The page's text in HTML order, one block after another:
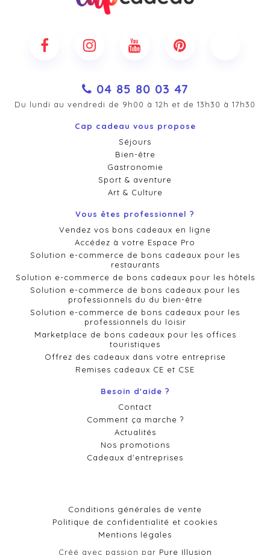
04 85 80 03 47
Du lundi au vendredi de 9h00 à 12h et de 13h30 à 17h30
Cap cadeau vous propose
Séjours
Bien-être
Gastronomie
Sport & aventure
Art & Culture
Vous êtes professionnel ?
Vendez vos bons cadeaux en ligne
Accédez à votre Espace Pro
Solution e-commerce de bons cadeaux pour les
restaurants
Solution e-commerce de bons cadeaux pour les hôtels
Solution e-commerce de bons cadeaux pour les
professionnels du du bien-être
Solution e-commerce de bons cadeaux pour les
professionnels du loisir
Marketplace de bons cadeaux pour les offices
touristiques
Offrez des cadeaux dans votre entreprise
Remises cadeaux CE et CSE
Besoin d'aide ?
Contact
Comment ça marche ?
Actualités
Nos promotions
Cadeaux d'entreprises
Conditions générales de vente
Politique de confidentialité et cookies
Mentions légales
Créé avec passion par Pure Illusion